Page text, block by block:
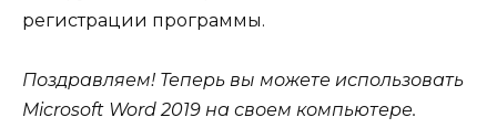
регистрации программы.
Поздравляем! Теперь вы можете использовать
Microsoft Word 2019 на своем компьютере.